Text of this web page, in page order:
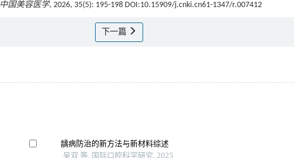
中国美容医学, 2026, 35(5): 195-198 DOI:10.15909/j.cnki.cn61-1347/r.007412
下一篇